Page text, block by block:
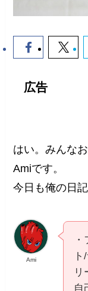
広告
はい。みんなお
Amiです。
今日も俺の日
Ami
リ
自